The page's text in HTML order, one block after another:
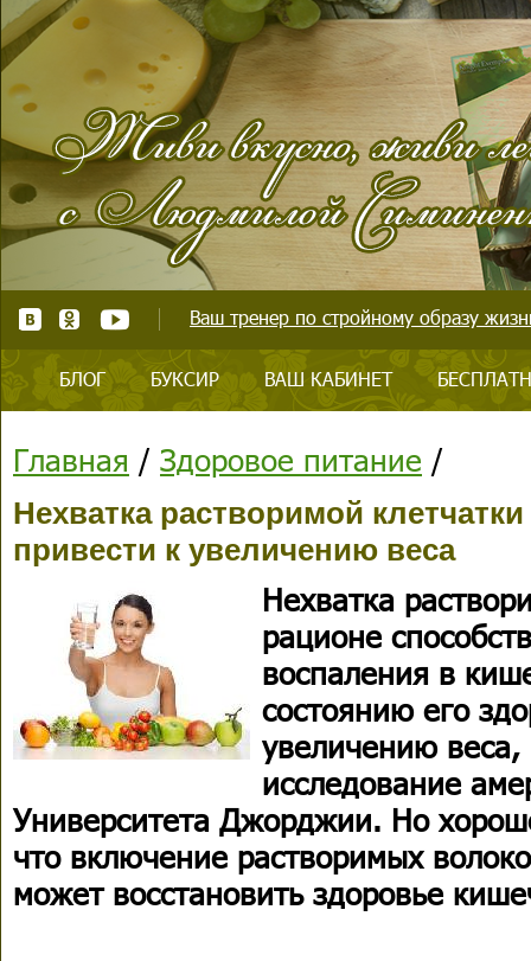
Ваш тренер по стройному образу
БЛОГ БУКСИР ВАШ КАБИНЕТ
Главная / Здоровое питание /
Нехватка растворимой
привести к увеличению веса
Нехватка
рационе
воспаления в
состоянию его
увеличению веса,
исследование
Университета Джорджии. Но
что включение растворимых
может восстановить здоровье